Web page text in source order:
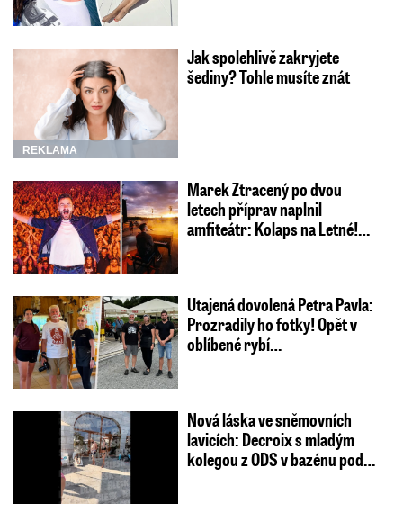
REKLAMA
Jak spolehlivě zakryjete
šediny? Tohle musíte znát
Marek Ztracený po dvou
letech příprav naplnil
amfiteátr: Kolaps na Letné!…
Utajená dovolená Petra Pavla:
Prozradily ho fotky! Opět v
oblíbené rybí…
Nová láska ve sněmovních
lavicích: Decroix s mladým
kolegou z ODS v bazénu pod…